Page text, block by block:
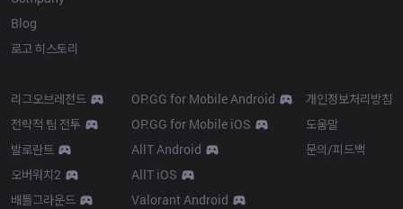
Blog
로고 히스토리
리그오브레전드
전략적 팀 전투
발로란트
오버워치2
배틀그라운드
OP.GG for Mobile Android
OP.GG for Mobile iOS
AllT Android
AllT iOS
Valorant Android
개인정보처리방침
도움말
문의/피드백